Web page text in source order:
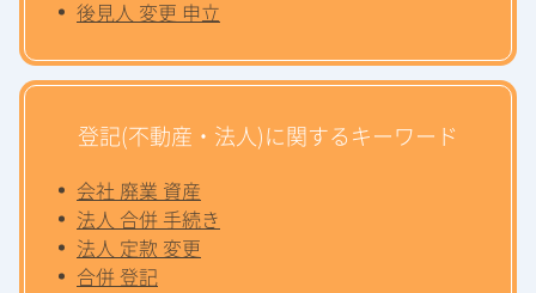
後見人 変更 申立
登記(不動産・法人)に関するキーワード
会社 廃業 資産
法人 合併 手続き
法人 定款 変更
合併 登記